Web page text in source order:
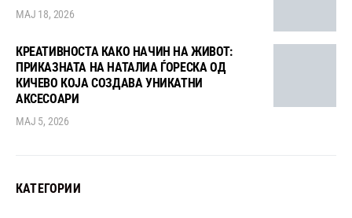
МАЈ 18, 2026
КРЕАТИВНОСТА КАКО НАЧИН НА ЖИВОТ:
ПРИКАЗНАТА НА НАТАЛИА ЃОРЕСКА ОД
КИЧЕВО КОЈА СОЗДАВА УНИКАТНИ
АКСЕСОАРИ
МАЈ 5, 2026
КАТЕГОРИИ